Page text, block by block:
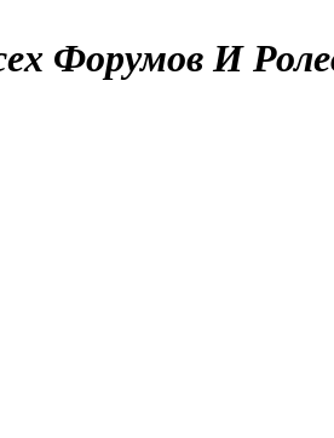
Форумов И